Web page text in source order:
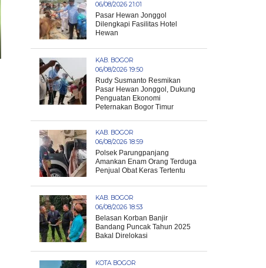
06/08/2026 21:01
Pasar Hewan Jonggol
Dilengkapi Fasilitas Hotel
Hewan
KAB. BOGOR
06/08/2026 19:50
Rudy Susmanto Resmikan
Pasar Hewan Jonggol, Dukung
Penguatan Ekonomi
Peternakan Bogor Timur
KAB. BOGOR
06/08/2026 18:59
Polsek Parungpanjang
Amankan Enam Orang Terduga
Penjual Obat Keras Tertentu
KAB. BOGOR
06/08/2026 18:53
Belasan Korban Banjir
Bandang Puncak Tahun 2025
Bakal Direlokasi
KOTA BOGOR